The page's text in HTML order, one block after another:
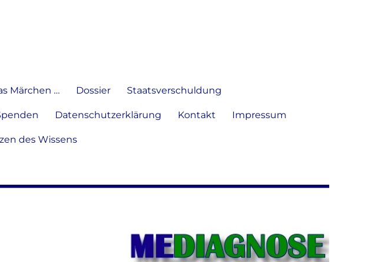
Märchen … Dossier Staatsverschuldung
Datenschutzerklärung Kontakt Impressum
des Wissens